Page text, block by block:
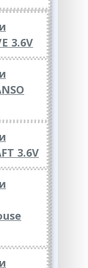
3.6V
3.6V